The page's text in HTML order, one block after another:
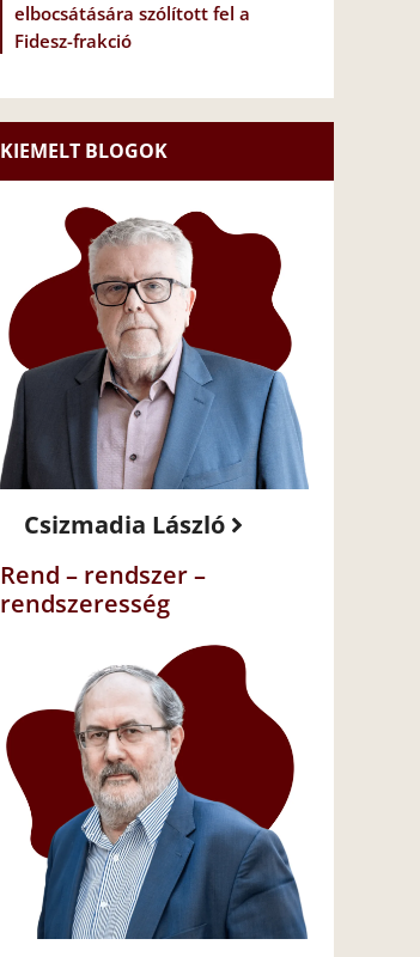
elbocsátására szólított fel a
Fidesz-frakció
KIEMELT BLOGOK
Csizmadia László
Rend – rendszer –
rendszeresség